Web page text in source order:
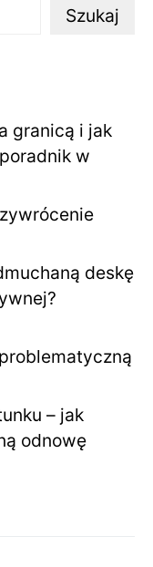
Szukaj
granicą i jak
w
deskę
– jak
odnowę